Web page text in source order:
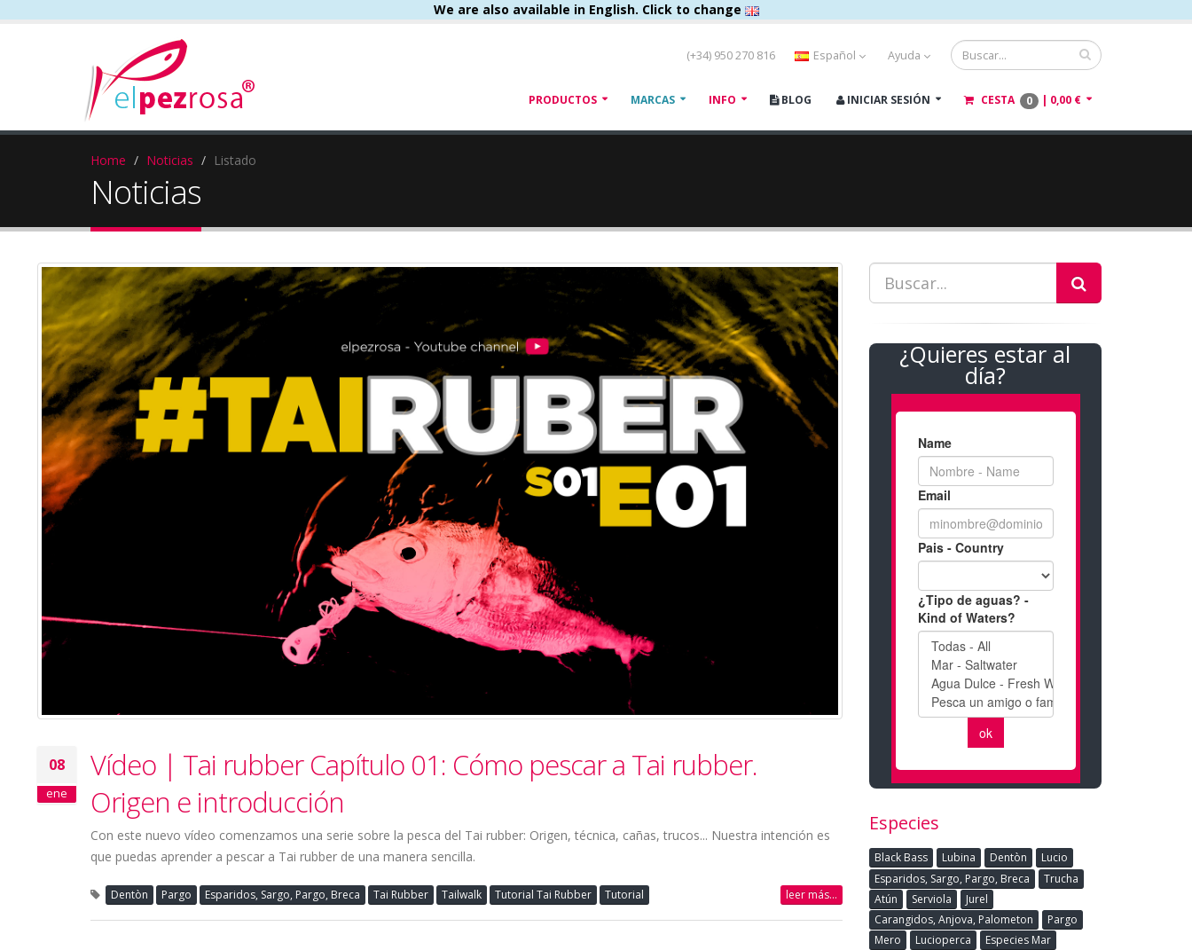
We are also available in English. Click to change
(+34) 950 270 816 Español Ayuda
PRODUCTOS MARCAS INFO BLOG INICIAR SESIÓN CESTA 0 | 0,00 €
Home Noticias Listado
Noticias
08
ene
Vídeo | Tai rubber Capítulo 01: Cómo pescar a Tai rubber.
Origen e introducción
Con este nuevo vídeo comenzamos una serie sobre la pesca del Tai rubber: Origen, técnica, cañas, trucos... Nuestra intención es
que puedas aprender a pescar a Tai rubber de una manera sencilla.
Dentòn Pargo Esparidos, Sargo, Pargo, Breca Tai Rubber Tailwalk Tutorial Tai Rubber Tutorial leer más...
¿Quieres estar al
día?
Especies
Black Bass Lubina Dentòn
Lucio
Esparidos, Sargo, Pargo, Breca
Trucha
Atún
Serviola
Jurel
Carangidos, Anjova, Palometon
Pargo
Mero
Lucioperca
Especies Mar